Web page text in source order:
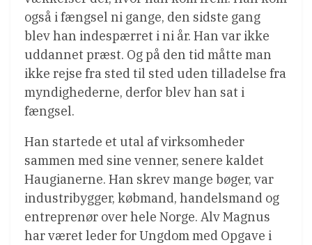
også i fængsel ni gange, den sidste gang
blev han indespærret i ni år. Han var ikke
uddannet præst. Og på den tid måtte man
ikke rejse fra sted til sted uden tilladelse fra
myndighederne, derfor blev han sat i
fængsel.
Han startede et utal af virksomheder
sammen med sine venner, senere kaldet
Haugianerne. Han skrev mange bøger, var
industribygger, købmand, handelsmand og
entreprenør over hele Norge. Alv Magnus
har været leder for Ungdom med Opgave i